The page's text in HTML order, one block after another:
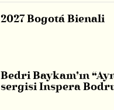
2027 Bogotá Bienali
Bedri Baykam’ın
sergisi Inspera